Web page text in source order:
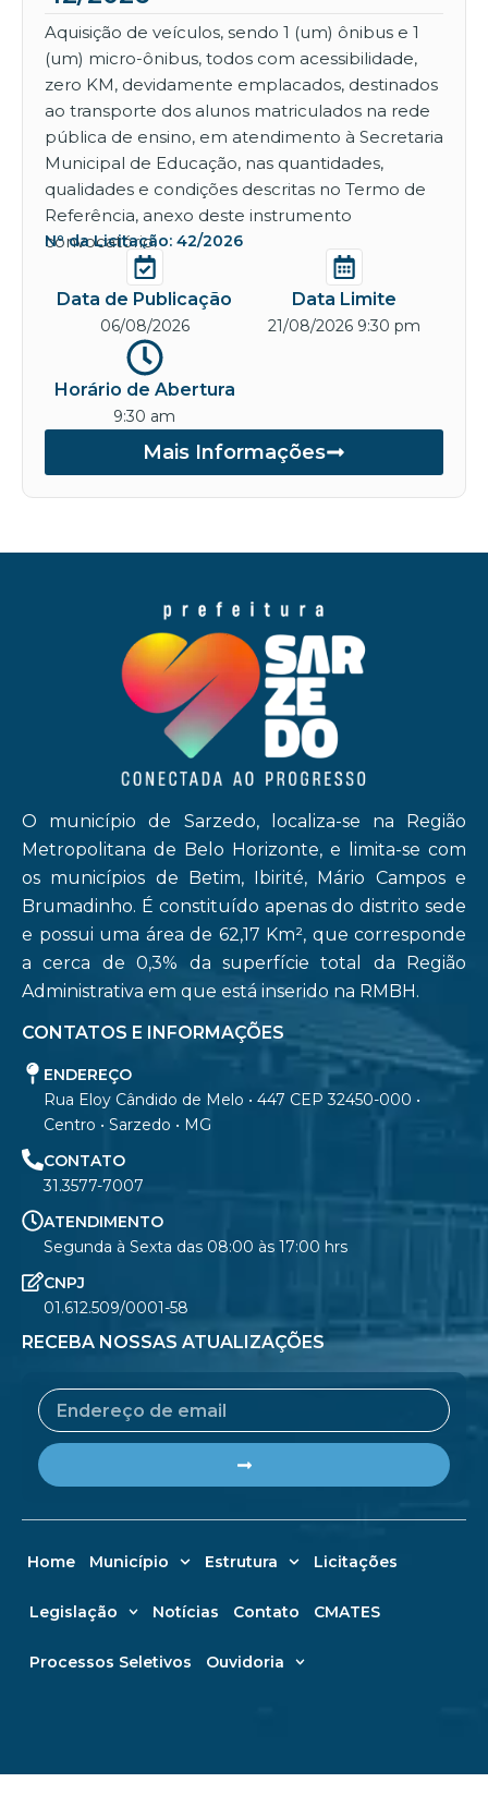
Aquisição de veículos, sendo 1 (um) ônibus e 1
(um) micro-ônibus, todos com acessibilidade,
zero KM, devidamente emplacados, destinados
ao transporte dos alunos matriculados na rede
pública de ensino, em atendimento à Secretaria
Municipal de Educação, nas quantidades,
qualidades e condições descritas no Termo de
Referência, anexo deste instrumento
convocatório.
Nº da Licitação: 42/2026
Data de Publicação
06/08/2026
Data Limite
21/08/2026 9:30 pm
Horário de Abertura
9:30 am
Mais Informações
O município de Sarzedo, localiza-se na Região
Metropolitana de Belo Horizonte, e limita-se com
os municípios de Betim, Ibirité, Mário Campos e
Brumadinho. É constituído apenas do distrito sede
e possui uma área de 62,17 Km², que corresponde
a cerca de 0,3% da superfície total da Região
Administrativa em que está inserido na RMBH.
CONTATOS E INFORMAÇÕES
ENDEREÇO
Rua Eloy Cândido de Melo • 447 CEP 32450-000 •
Centro • Sarzedo • MG
CONTATO
31.3577-7007
ATENDIMENTO
Segunda à Sexta das 08:00 às 17:00 hrs
CNPJ
01.612.509/0001-58
RECEBA NOSSAS ATUALIZAÇÕES
Email
Home Município Estrutura Licitações
Legislação Notícias Contato CMATES
Processos Seletivos Ouvidoria